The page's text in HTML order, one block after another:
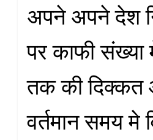
अपने अपने देश
पर काफी संख्या
तक की दिक्कत
वर्तमान समय मे